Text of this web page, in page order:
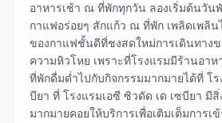
อาหารเช้า ณ ที่พักทุกวัน ลองเริ่มต้นวั
กาแฟอร่อยๆ สักแก้ว ณ ที่พัก เพลิดเพลิ
ของกาแฟชั้นดีที่ชงสดใหม่การเดินทาง
ความหิวโหย เพราะที่โรงแรมมีร้านอา
ที่พักดื่มด่ำไปกับกิจกรรมมากมายได้ที่ โร
บียา ที่ โรงแรมเอซี ซิวดัด เด เซบียา มี
มากมายคอยให้บริการเพื่อเติมเต็มการ